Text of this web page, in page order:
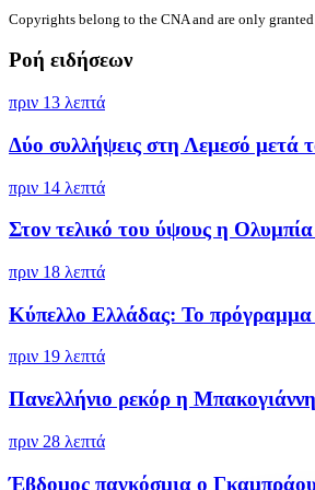
Copyrights belong to the CNA and are only granted
Ροή ειδήσεων
πριν 13 λεπτά
Δύο συλλήψεις στη Λεμεσό μετά
πριν 14 λεπτά
Στον τελικό του ύψους η
πριν 18 λεπτά
Κύπελλο Ελλάδας: Το πρόγραμμα
πριν 19 λεπτά
Πανελλήνιο ρεκόρ η
πριν 28 λεπτά
Έβδομος παγκόσμια ο